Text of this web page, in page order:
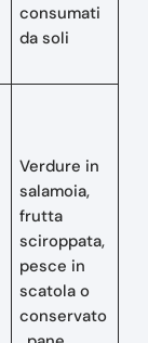
consumati
da soli
Verdure in
salamoia,
frutta
sciroppata,
pesce in
scatola o
conservato